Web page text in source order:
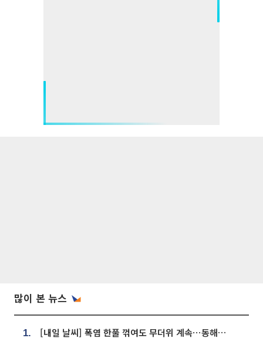
많이 본 뉴스
1. [내일 날씨] 폭염 한풀 꺾여도 무더위 계속⋯동해안 이틀 연속 비